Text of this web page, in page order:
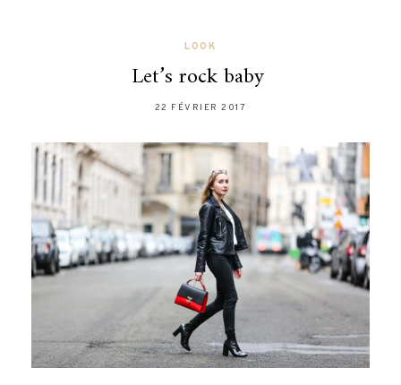
LOOK
Let’s rock baby
22 FÉVRIER 2017